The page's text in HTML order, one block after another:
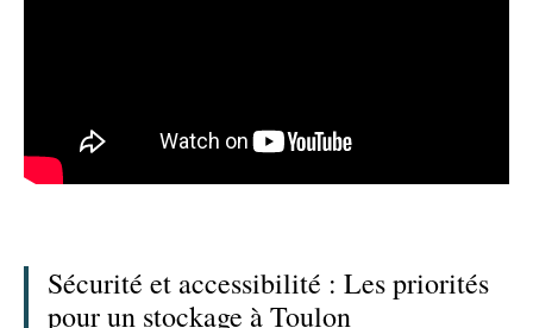
Sécurité et accessibilité : Les priorités
pour un stockage à Toulon